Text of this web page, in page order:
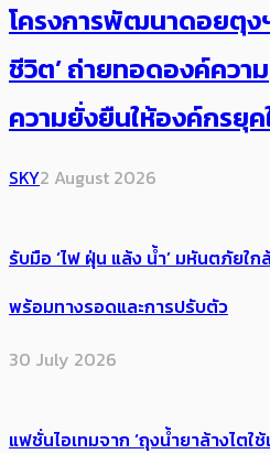
โครงการพัฒนาดอยตุง
ชีวิต’ ถ่ายทอดองค์คว
ความยั่งยืนให้องค์กรยุค
SKY2 August 2026
รับมือ ‘ไฟ ฝุ่น แล้ง น้ำ’ มหันตภัยใก
พร้อมทางรอดและการปรับตัว
30 July 2026
แฟชั่นไอเทมจาก ‘ถุงน้ำยาล้างไตใ